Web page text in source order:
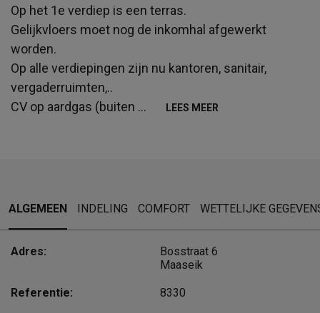
Op het 1e verdiep is een terras.
Gelijkvloers moet nog de inkomhal afgewerkt
worden.
Op alle verdiepingen zijn nu kantoren, sanitair,
vergaderruimten,..
CV op aardgas (buiten ... LEES MEER
ALGEMEEN INDELING COMFORT WETTELIJKE
Adres:
Bosstraat 6
Maaseik
Referentie: 8330